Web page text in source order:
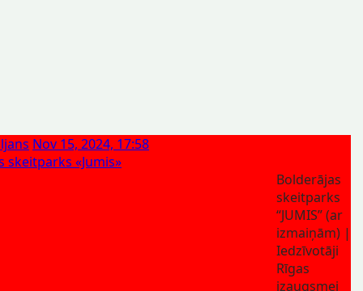
Nov 15, 2024, 17:58
skeitparks «Jumis»
Bolderājas
skeitparks
“JUMIS” (ar
izmaiņām) |
Iedzīvotāji
Rīgas
izaugsmei